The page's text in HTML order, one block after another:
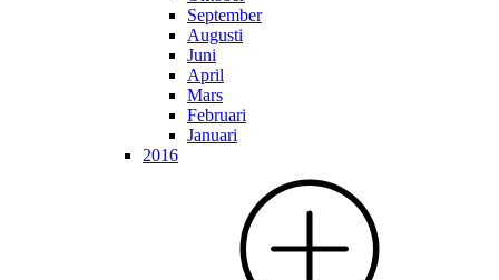
September
Augusti
Juni
April
Mars
Februari
Januari
2016